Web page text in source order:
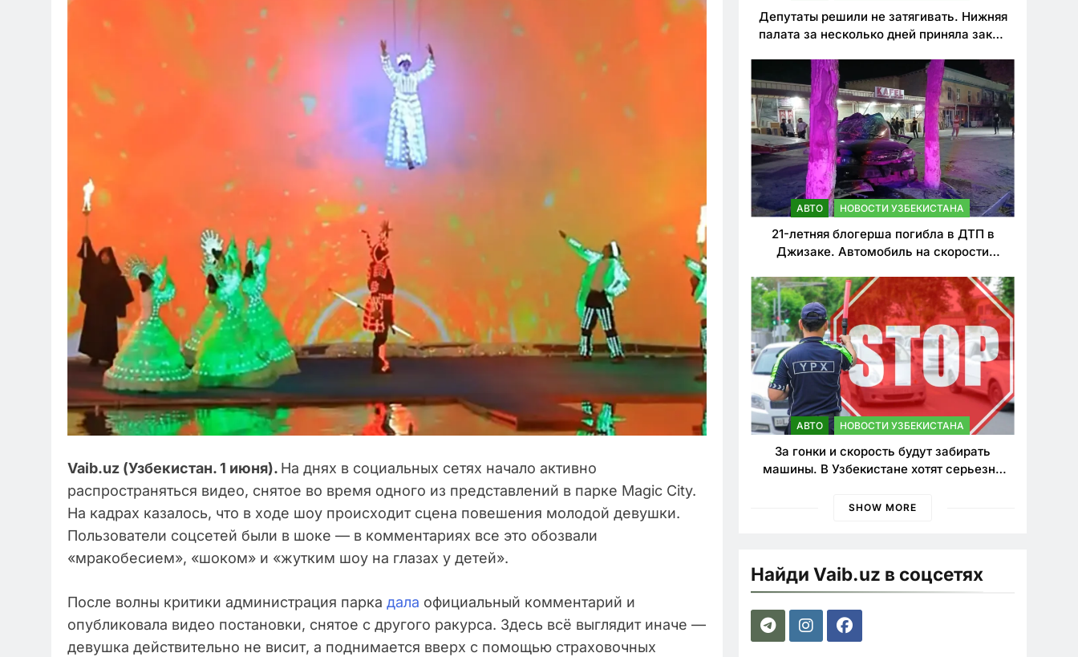
Vaib.uz (Узбекистан. 1 июня). На днях в социальных сетях начало активно
распространяться видео, снятое во время одного из представлений в парке Magic City.
На кадрах казалось, что в ходе шоу происходит сцена повешения молодой девушки.
Пользователи соцсетей были в шоке — в комментариях все это обозвали
«мракобесием», «шоком» и «жутким шоу на глазах у детей».
После волны критики администрация парка дала официальный комментарий и
опубликовала видео постановки, снятое с другого ракурса. Здесь всё выглядит иначе —
девушка действительно не висит, а поднимается вверх с помощью страховочных
Депутаты решили не затягивать. Нижняя
палата за несколько дней приняла закон
нарушителей ПДД
АВТО НОВОСТИ УЗБЕКИСТАНА
21-летняя блогерша погибла в ДТП в
Джизаке. Автомобиль на скорости
АВТО НОВОСТИ УЗБЕКИСТАНА
За гонки и скорость будут забирать
машины. В Узбекистане хотят серьезно
SHOW MORE
Найди Vaib.uz в соцсетях